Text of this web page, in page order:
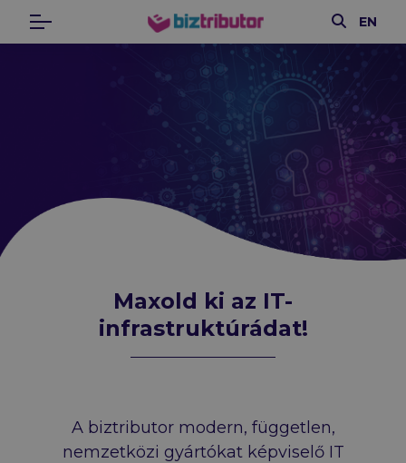
Menü
biztributor Keresés
EN
Maxold ki az IT-
Maxold ki az IT-
infrastruktúrádat!
A biztributor modern, független,
nemzetközi gyártókat képviselő IT